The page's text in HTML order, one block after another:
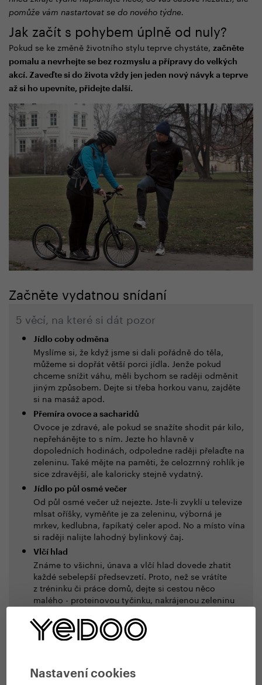
Nastavení cookies
pomůže vám nastartovat se do nového týdne.
Jak začít s pohybem úplně od nuly?
Pokud se ke změně životního stylu teprve chystáte, začněte
pomalu a nevrhejte se bez rozmyslu a přípravy do velkých
akcí. Zaveďte si do života vždy jen jeden nový návyk a teprve
až si ho upevníte, přidejte další.
Začněte vydatnou snídaní
5 věcí, na které si dát pozor
Jídlo coby odměna
Myslíme si, že když jsme si dali pořádně do těla,
můžeme si dopřát větší porci jídla. Jenže pokud
chceme snížit váhu, měli bychom se raději odměnit
jiným způsobem. Dejte si třeba horkou vanu, zajděte
si na masáž apod.
Přemíra ovoce a sacharidů
Ovoce je zdravé, ale pokud se snažíte shodit pár kilo,
nepřehánějte to s ním. Jezte ho hlavně v
dopoledních hodinách, odpoledne raději přelaďte na
zeleninu. Také mějte na paměti, že celozrnný rohlík je
sice zdravější, ale kaloricky stejně vydatný.
Jídlo po půl osmé večer
Od půl osmé večer už nejezte. Jste-li zvyklí u televize
mlsat oříšky, vyměňte je za zeleninu, výborná je
mrkev, kedlubna, řapíkatý celer apod. No a místo vína
si raději nalijte lahodný bylinkový čaj.
Vlčí hlad
Známe to všichni, únava a vlčí hlad dovede zhatit
každé sebelepší předsevzetí. Proto, než se vrátíte
z tréninku či práce domů, dejte si cestou něco
malého - proteinovou tyčinku, nakrájenou zeleninu
apod. Dá vám to čas a sílu připravit si zdravé jídlo a
nepřejíst už při jeho přípravě.
dřív než jindy. Bílkoviny vás zasytí a dodají sílu vydržet. Až se